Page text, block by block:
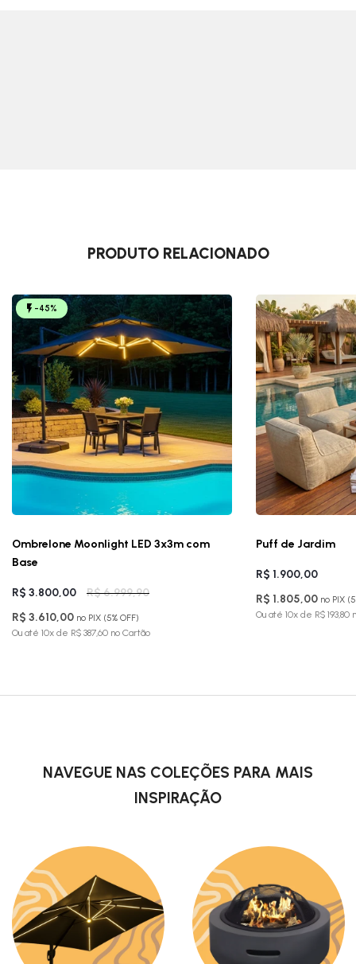
PRODUTO RELACIONADO
-45%
Ombrelone Moonlight LED 3x3m com
Base
R$ 3.800,00
R$ 6.999,90
R$ 3.610,00 no PIX (5% OFF)
Ou até 10x de R$ 387,60 no Cartão
Puff de Jardim
R$ 1.900,00
R$ 1.805,00 no PIX
Ou até 10x de R$ 193,80
NAVEGUE NAS COLEÇÕES PARA MAIS
INSPIRAÇÃO